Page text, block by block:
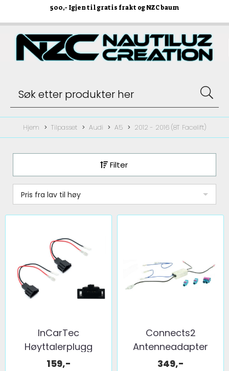
500,- Igjen til gratis frakt og NZC baum
Hjem Tilpasset Audi A5 2012 - 2016 (8T Facelift)
Filter
Pris fra lav til høy
InCarTec
Høyttalerplugg
adaptere ...
159,-
Connects2
Antenneadapter
(FM) 2 x fakra ...
349,-